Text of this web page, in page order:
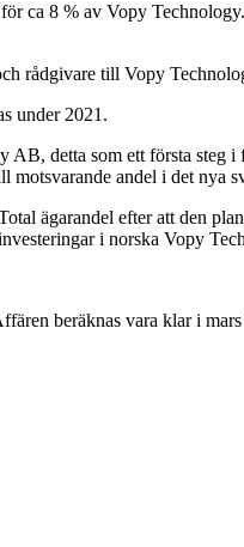
8 % av Vopy
rådgivare till Vopy
under 2021.
detta som ett första steg
andel i det nya
ägarandel efter att den
i norska Vopy
beräknas vara klar i